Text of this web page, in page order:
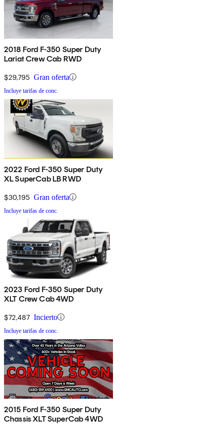
2018 Ford F-350 Super Duty
Lariat Crew Cab RWD
$29,795 Gran oferta
Incluye tarifas de conc.
2022 Ford F-350 Super Duty
XL SuperCab LB RWD
$30,195 Gran oferta
Incluye tarifas de conc.
2023 Ford F-350 Super Duty
XLT Crew Cab 4WD
$72,487 Incierto
Incluye tarifas de conc.
2015 Ford F-350 Super Duty
Chassis XLT SuperCab 4WD